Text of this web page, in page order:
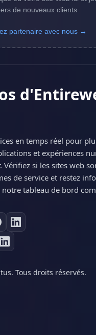
de nouveaux clients
partenaire avec nous →
en temps réel pour
et expériences
Vérifiez si les sites web
de service et restez
tableau de bord
Tous droits réservés.